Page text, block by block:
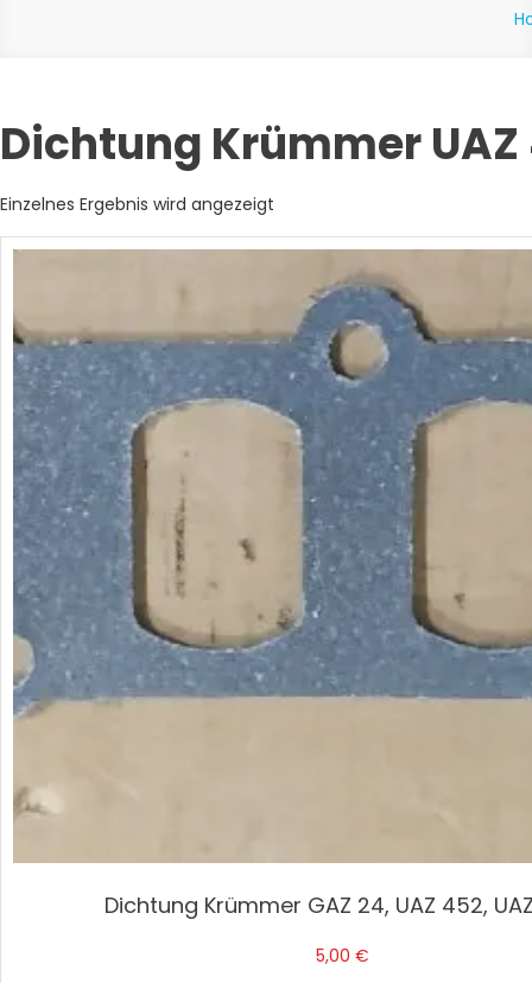
Dichtung Krümmer UAZ
Einzelnes Ergebnis wird angezeigt
Dichtung Krümmer GAZ 24, UAZ 452,
5,00 €